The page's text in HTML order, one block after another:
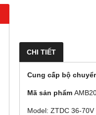
CHI TIẾT
Cung cấp bộ
Mã sản phẩm
Model: ZTDC 36-70V